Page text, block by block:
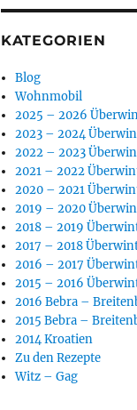
KATEGORIEN
Blog
Wohnmobil
2025 – 2026
2023 – 2024
2022 – 2023
2021 – 2022
2020 – 2021
2019 – 2020
2018 – 2019
2017 – 2018
2016 – 2017
2015 – 2016
2016 Bebra –
2015 Bebra –
2014 Kroatien
Zu den Rezepte
Witz – Gag